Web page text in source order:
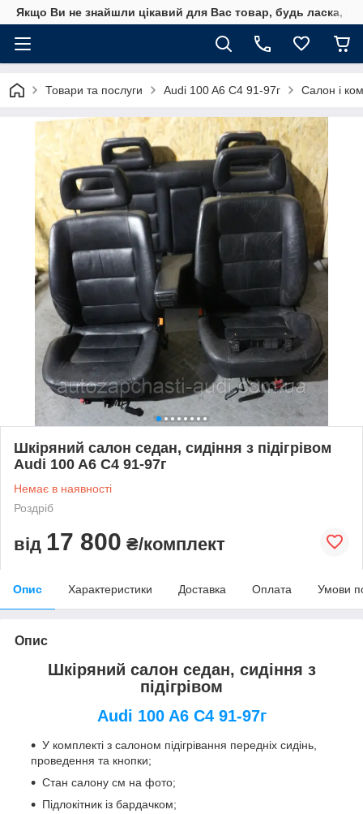
Якщо Ви не знайшли цікавий для Вас товар, будь ласка,
Товари та послуги Audi 100 A6 C4 91-97г Салон і
Шкіряний салон седан, сидіння з підігрівом
Audi 100 A6 C4 91-97г
Немає в наявності
Роздріб
від 17 800 ₴/комплект
Опис Характеристики Доставка Оплата Умови
Опис
Шкіряний салон седан, сидіння з
підігрівом
Audi 100 A6 C4 91-97г
У комплекті з салоном підігрівання передніх сидінь,
проведення та кнопки;
Стан салону см на фото;
Підлокітник із бардачком;